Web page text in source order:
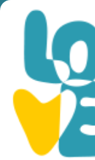
You are here: Home
TAVERNA TOU
H TAVERNA